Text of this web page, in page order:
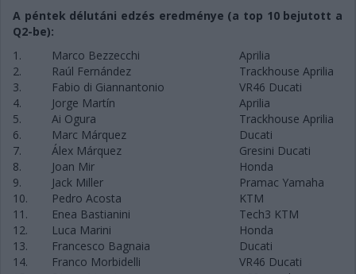
A péntek délutáni edzés eredménye (a top 10 bejutott a
Q2-be):
1.
Marco Bezzecchi
Aprilia
2.
Raúl Fernández
Trackhouse Aprilia
3.
Fabio di Giannantonio
VR46 Ducati
4.
Jorge Martín
Aprilia
5.
Ai Ogura
Trackhouse Aprilia
6.
Marc Márquez
Ducati
7.
Álex Márquez
Gresini Ducati
8.
Joan Mir
Honda
9.
Jack Miller
Pramac Yamaha
10.
Pedro Acosta
KTM
11.
Enea Bastianini
Tech3 KTM
12.
Luca Marini
Honda
13.
Francesco Bagnaia
Ducati
14.
Franco Morbidelli
VR46 Ducati